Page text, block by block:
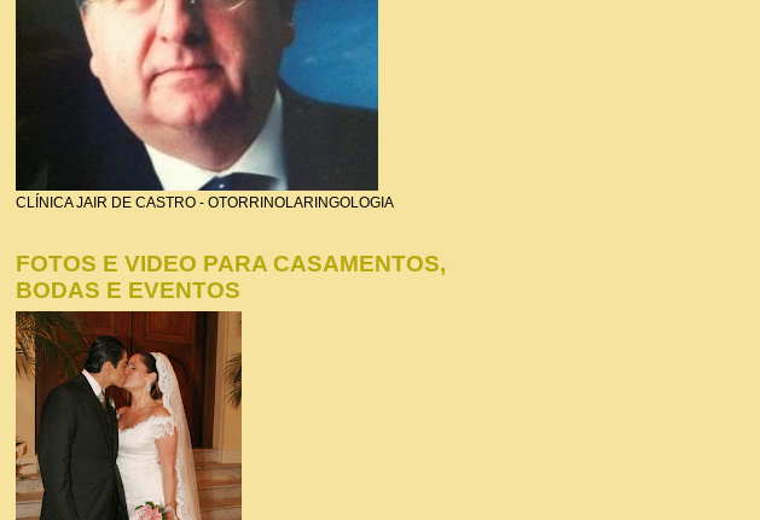
CLÍNICA JAIR DE CASTRO - OTORRINOLARINGOLOGIA
FOTOS E VIDEO PARA CASAMENTOS,
BODAS E EVENTOS